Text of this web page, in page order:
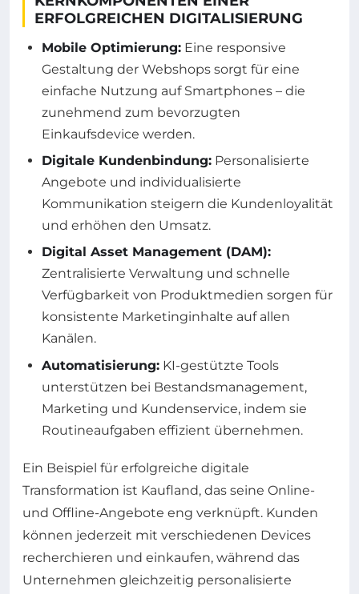
ERFOLGREICHEN DIGITALISIERUNG
Mobile Optimierung: Eine responsive
Gestaltung der Webshops sorgt für eine
einfache Nutzung auf Smartphones – die
zunehmend zum bevorzugten
Einkaufsdevice werden.
Digitale Kundenbindung: Personalisierte
Angebote und individualisierte
Kommunikation steigern die Kundenloyalität
und erhöhen den Umsatz.
Digital Asset Management (DAM):
Zentralisierte Verwaltung und schnelle
Verfügbarkeit von Produktmedien sorgen für
konsistente Marketinginhalte auf allen
Kanälen.
Automatisierung: KI-gestützte Tools
unterstützen bei Bestandsmanagement,
Marketing und Kundenservice, indem sie
Routineaufgaben effizient übernehmen.
Ein Beispiel für erfolgreiche digitale
Transformation ist Kaufland, das seine Online-
und Offline-Angebote eng verknüpft. Kunden
können jederzeit mit verschiedenen Devices
recherchieren und einkaufen, während das
Unternehmen gleichzeitig personalisierte